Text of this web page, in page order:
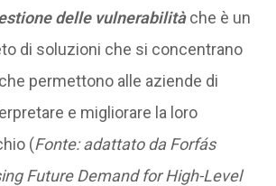
delle vulnerabilità che è un
di soluzioni che si concentrano
permettono alle aziende di
e migliorare la loro
(Fonte: adattato da Forfás
Future Demand for High-Level